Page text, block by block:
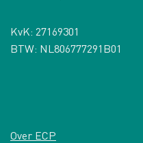
KvK: 27169301
BTW: NL806777291B01
Over ECP